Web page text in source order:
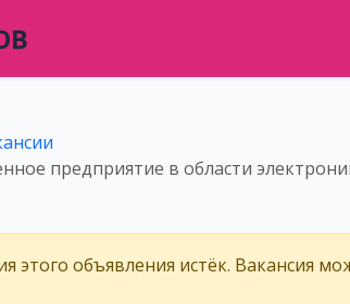
предприятие в области
этого объявления истёк. Вакансия